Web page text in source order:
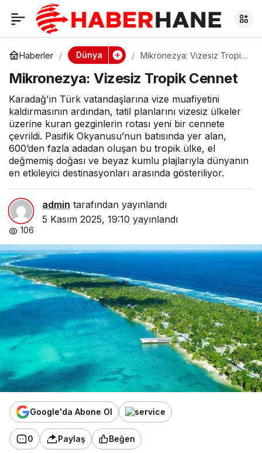
Haberler Dünya
Mikronezya: Vizesiz Tropik
Mikronezya: Vizesiz Tropik Cennet
Karadağ’ın Türk vatandaşlarına vize muafiyetini
kaldırmasının ardından, tatil planlarını vizesiz ülkeler
üzerine kuran gezginlerin rotası yeni bir cennete
çevrildi. Pasifik Okyanusu’nun batısında yer alan,
600’den fazla adadan oluşan bu tropik ülke, el
değmemiş doğası ve beyaz kumlu plajlarıyla dünyanın
en etkileyici destinasyonları arasında gösteriliyor.
admin tarafından yayınlandı
5 Kasım 2025, 19:10 yayınlandı
106
Google'da Abone Ol
0 Paylaş Beğen
Mikronezya: Vizesiz
Tropik Cennet